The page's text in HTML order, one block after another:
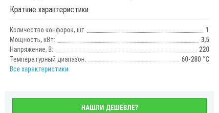
Краткие характеристики
Количество конфорок, шт
1
Мощность, кВт:
3,5
Напряжение, В:
220
Температурный диапазон:
60-280 °С
Все характеристики
НАШЛИ ДЕШЕВЛЕ?